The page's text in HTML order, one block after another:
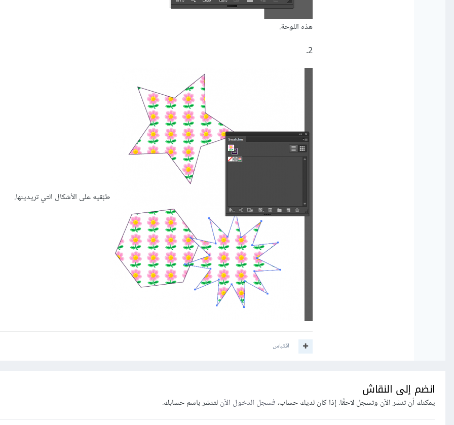
هذه اللوحة.
2.
طبّقيه على الأشكال التي تريدينها.
اقتباس
انضم إلى النقاش
يمكنك أن تنشر الآن وتسجل لاحقًا. إذا كان لديك حساب،فسجل الدخول الآنلتنشر باسم حسابك.